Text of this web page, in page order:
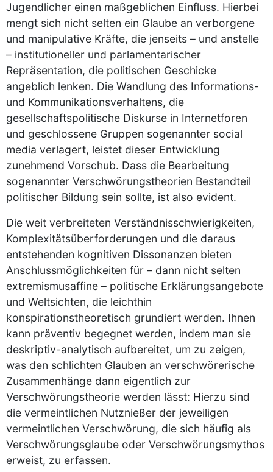
Jugendlicher einen maßgeblichen Einfluss. Hierbei
mengt sich nicht selten ein Glaube an verborgene
und manipulative Kräfte, die jenseits – und anstelle
– institutioneller und parlamentarischer
Repräsentation, die politischen Geschicke
angeblich lenken. Die Wandlung des Informations-
und Kommunikationsverhaltens, die
gesellschaftspolitische Diskurse in Internetforen
und geschlossene Gruppen sogenannter social
media verlagert, leistet dieser Entwicklung
zunehmend Vorschub. Dass die Bearbeitung
sogenannter Verschwörungstheorien Bestandteil
politischer Bildung sein sollte, ist also evident.
Die weit verbreiteten Verständnisschwierigkeiten,
Komplexitätsüberforderungen und die daraus
entstehenden kognitiven Dissonanzen bieten
Anschlussmöglichkeiten für – dann nicht selten
extremismusaffine – politische Erklärungsangebote
und Weltsichten, die leichthin
konspirationstheoretisch grundiert werden. Ihnen
kann präventiv begegnet werden, indem man sie
deskriptiv-analytisch aufbereitet, um zu zeigen,
was den schlichten Glauben an verschwörerische
Zusammenhänge dann eigentlich zur
Verschwörungstheorie werden lässt: Hierzu sind
die vermeintlichen Nutznießer der jeweiligen
vermeintlichen Verschwörung, die sich häufig als
Verschwörungsglaube oder Verschwörungsmythos
erweist, zu erfassen.